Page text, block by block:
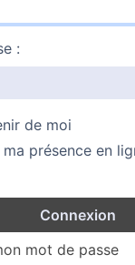
:
de moi
ma présence en
mot de passe